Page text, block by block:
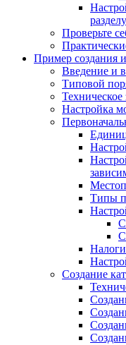
Проверьте
Пример создания
Введение и
Типовой
Настройка
Типы
Создание